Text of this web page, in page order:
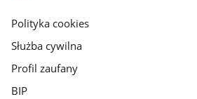
gov.pl
Polityka cookies
Służba cywilna
Profil zaufany
BIP